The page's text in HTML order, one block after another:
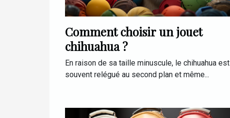
Comment choisir un jouet
chihuahua ?
En raison de sa taille minuscule, le chihuahua est
souvent relégué au second plan et même...